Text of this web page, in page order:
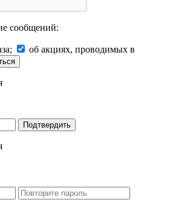
сообщений:
об акциях, проводимых в
Подтвердить